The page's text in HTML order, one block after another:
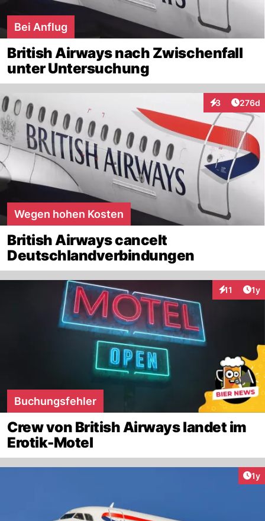
Bei Anflug
British Airways nach Zwischenfall
unter Untersuchung
3
Interaktionen
276d
Wegen hohen Kosten
British Airways cancelt
Deutschlandverbindungen
11 1y
Buchungsfehler
Crew von British Airways landet im
Erotik-Motel
1y